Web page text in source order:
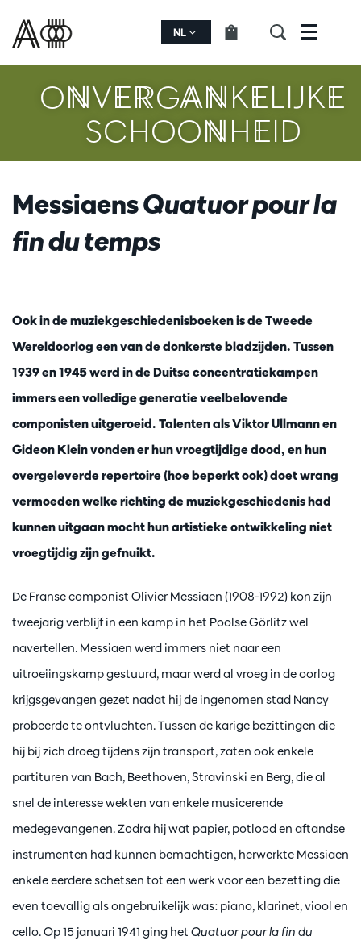
NL Menu
ONVERGANKELIJKE
SCHOONHEID
MessiaensQuatuor pour la
fin du temps
Ook in de muziekgeschiedenisboeken is de Tweede
Wereldoorlog een van de donkerste bladzijden. Tussen
1939 en 1945 werd in de Duitse concentratiekampen
immers een volledige generatie veelbelovende
componisten uitgeroeid. Talenten als Viktor Ullmann en
Gideon Klein vonden er hun vroegtijdige dood, en hun
overgeleverde repertoire (hoe beperkt ook) doet wrang
vermoeden welke richting de muziekgeschiedenis had
kunnen uitgaan mocht hun artistieke ontwikkeling niet
vroegtijdig zijn gefnuikt.
De Franse componist Olivier Messiaen (1908-1992) kon zijn
tweejarig verblijf in een kamp in het Poolse Görlitz wel
navertellen. Messiaen werd immers niet naar een
uitroeiingskamp gestuurd, maar werd al vroeg in de oorlog
krijgsgevangen gezet nadat hij de ingenomen stad Nancy
probeerde te ontvluchten. Tussen de karige bezittingen die
hij bij zich droeg tijdens zijn transport, zaten ook enkele
partituren van Bach, Beethoven, Stravinski en Berg, die al
snel de interesse wekten van enkele musicerende
medegevangenen. Zodra hij wat papier, potlood en aftandse
instrumenten had kunnen bemachtigen, herwerkte Messiaen
enkele eerdere schetsen tot een werk voor een bezetting die
even toevallig als ongebruikelijk was: piano, klarinet, viool en
cello. Op 15 januari 1941 ging het Quatuor pour la fin du